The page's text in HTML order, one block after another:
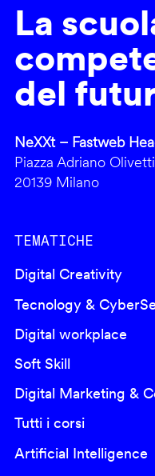
La
del
NeXXt – Fastweb
Piazza Adriano Olivetti
20139 Milano
TEMATICHE
Digital Creativity
Tecnology &
Digital workplace
Soft Skill
Digital Marketing &
Tutti i corsi
Artificial Intelligence